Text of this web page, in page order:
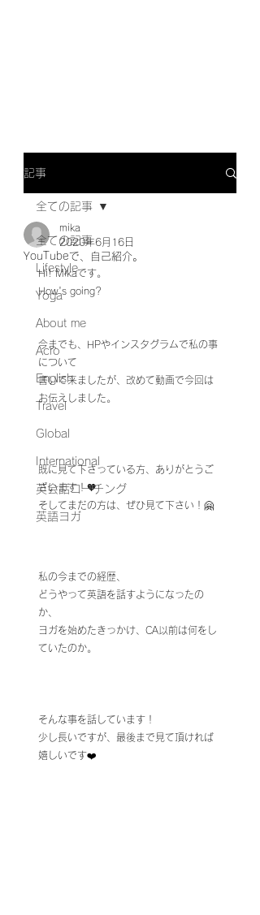
記事
全ての記事
Lifestyle
Yoga
About me
Acro
English
Travel
Global
International
英会話コーチング
英語ヨガ
全ての記事
YouTubeで、自己紹介。
mika
2020年6月16日
Hi! Mikaです。
How's going?
今までも、HPやインスタグラムで私の事
について
書いて来ましたが、改めて動画で今回は
お伝えしました。
既に見て下さっている方、ありがとうご
ざいます！🧡
そしてまだの方は、ぜひ見て下さい！🤗
私の今までの経歴、
どうやって英語を話すようになったの
か、
ヨガを始めたきっかけ、CA以前は何をし
ていたのか。
そんな事を話しています！
少し長いですが、最後まで見て頂ければ
嬉しいです❤️